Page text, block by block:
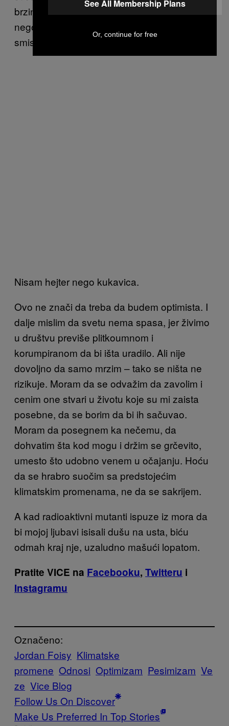
brzinom da će nam se životi okončati pre
nego što stignemo da im damo ikakav
smisao.
Nisam hejter nego kukavica.
Ovo ne znači da treba da budem optimista. I
dalje mislim da svetu nema spasa, jer živimo
u društvu previše plitkoumnom i
korumpiranom da bi išta uradilo. Ali nije
dovoljno da samo mrzim – tako se ništa ne
rizikuje. Moram da se odvažim da zavolim i
cenim one stvari u životu koje su mi zaista
posebne, da se borim da bi ih sačuvao.
Moram da posegnem ka nečemu, da
dohvatim šta kod mogu i držim se grčevito,
umesto što udobno venem u očajanju. Hoću
da se hrabro suočim sa predstojećim
klimatskim promenama, ne da se sakrijem.
A kad radioaktivni mutanti ispuze iz mora da
bi mojoj ljubavi isisali dušu na usta, biću
odmah kraj nje, uzaludno mašući lopatom.
Pratite VICE na Facebooku, Twitteru i
Instagramu
Označeno:
Jordan Foisy Klimatske
promene Odnosi Optimizam Pesimizam Ve
ze Vice Blog
Follow Us On Discover
Make Us Preferred In Top Stories
See All Membership Plans
Or, continue for free